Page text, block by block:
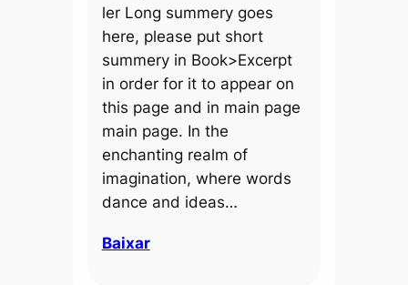
ler Long summery goes
here, please put short
summery in Book>Excerpt
in order for it to appear on
this page and in main page
main page. In the
enchanting realm of
imagination, where words
dance and ideas…
Baixar